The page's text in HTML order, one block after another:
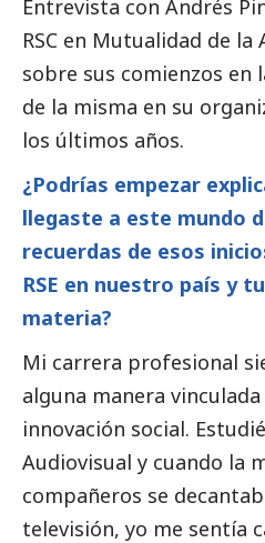
Entrevista con Andrés
RSC en Mutualidad de la
sobre sus comienzos en
de la misma en su
los últimos años.
¿Podrías empezar
llegaste a este mundo
recuerdas de esos
RSE en nuestro país y
materia?
Mi carrera profesional
alguna manera
innovación social.
Audiovisual y cuando la
compañeros se
televisión, yo me sentía